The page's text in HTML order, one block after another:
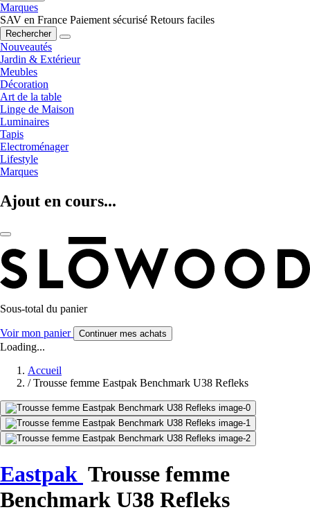
Marques
SAV en France Paiement sécurisé Retours faciles
Rechercher
Nouveautés
Jardin & Extérieur
Meubles
Décoration
Art de la table
Linge de Maison
Luminaires
Tapis
Electroménager
Lifestyle
Marques
Ajout en cours...
Sous-total du panier
Voir mon panier Continuer mes achats
Loading...
Accueil
/ Trousse femme Eastpak Benchmark U38 Refleks
Eastpak Trousse femme
Benchmark U38 Refleks